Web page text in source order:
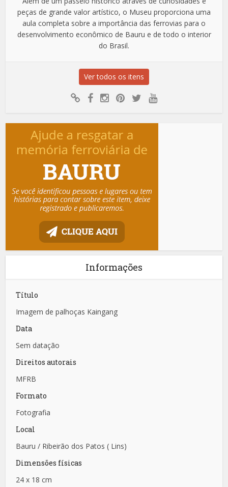
peças de grande valor artístico, o Museu proporciona uma
aula completa sobre a importância das ferrovias para o
desenvolvimento econômico de Bauru e de todo o interior
do Brasil.
Ver todos os itens
Informações
Título
Imagem de palhoças Kaingang
Data
Sem datação
Direitos autorais
MFRB
Formato
Fotografia
Local
Bauru / Ribeirão dos Patos ( Lins)
Dimensões físicas
24 x 18 cm